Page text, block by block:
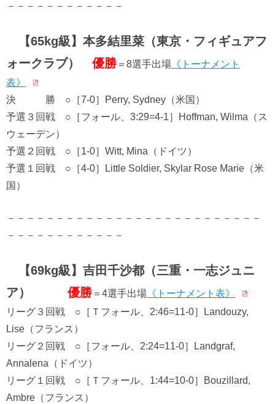
－－－－－－－－－－－－
【65kg級】本多結里菜（東京・フィギュアフ
ォークラブ） 優勝＝8選手出場 《トーナメント
表》
決 勝 ○［7-0］Perry, Sydney（米国）
予選３回戦 ○［フォール、3:29=4-1］Hoffman, Wilma（ス
ウェーデン）
予選２回戦 ○［1-0］Witt, Mina（ドイツ）
予選１回戦 ○［4-0］Little Soldier, Skylar Rose Marie（米
国）
－－－－－－－－－－－－－－－－－－－－－－－－－－
－－－－－－－－－－－－
【69kg級】吉田千沙都（三重・一志ジュニ
ア） 優勝＝4選手出場 《トーナメント表》
リーグ３回戦 ○［Ｔフォール、2:46=11-0］Landouzy,
Lise（フランス）
リーグ２回戦 ○［フォール、2:24=11-0］Landgraf,
Annalena（ドイツ）
リーグ１回戦 ○［Ｔフォール、1:44=10-0］Bouzillard,
Ambre（フランス）